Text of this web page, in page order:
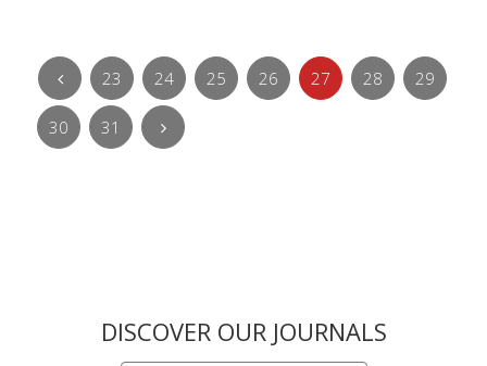
23 24 25 26 27 28 29
30 31
DISCOVER OUR JOURNALS